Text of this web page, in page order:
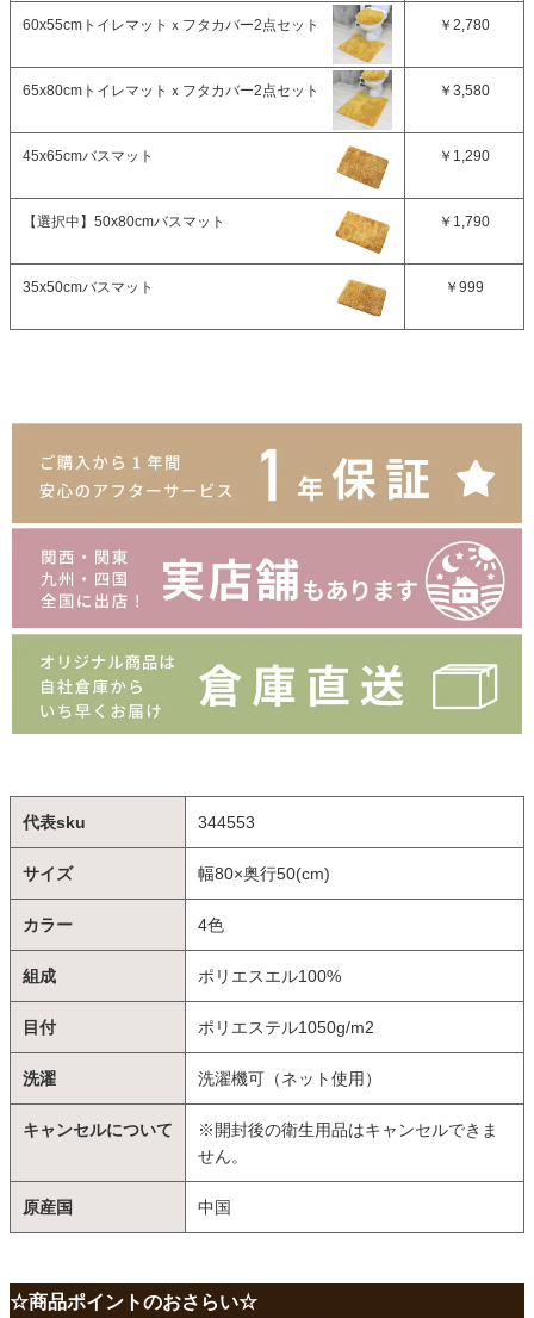
60x55cmトイレマットｘフタカバー2点セット ￥2,780
65x80cmトイレマットｘフタカバー2点セット ￥3,580
45x65cmバスマット ￥1,290
【選択中】 50x80cmバスマット ￥1,790
35x50cmバスマット ￥999
代表sku 344553
サイズ 幅80×奥行50(cm)
カラー 4色
組成 ポリエスエル100%
目付 ポリエステル1050g/m2
洗濯 洗濯機可（ネット使用）
キャンセルについて
※開封後の衛生用品はキャンセルできま
せん。
原産国 中国
☆商品ポイントのおさらい☆